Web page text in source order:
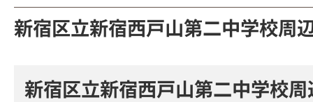
新宿区立新宿西戸山第二中学校周
新宿区立新宿西戸山第二中学校